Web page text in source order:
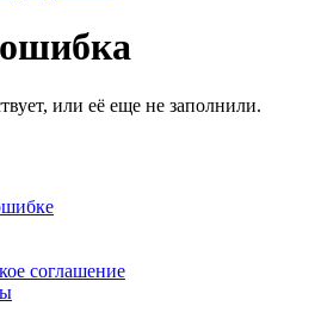
или её еще не заполнили.
соглашение